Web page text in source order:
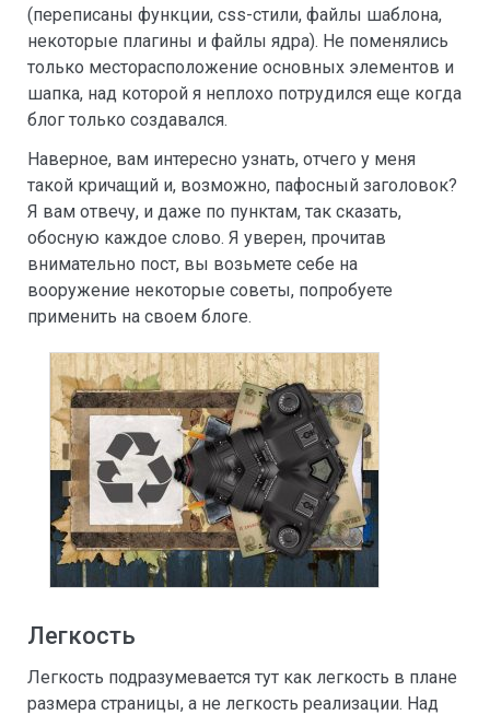
(переписаны функции, css-стили, файлы шаблона,
некоторые плагины и файлы ядра). Не поменялись
только месторасположение основных элементов и
шапка, над которой я неплохо потрудился еще когда
блог только создавался.
Наверное, вам интересно узнать, отчего у меня
такой кричащий и, возможно, пафосный заголовок?
Я вам отвечу, и даже по пунктам, так сказать,
обосную каждое слово. Я уверен, прочитав
внимательно пост, вы возьмете себе на
вооружение некоторые советы, попробуете
применить на своем блоге.
Легкость
Легкость подразумевается тут как легкость в плане
размера страницы, а не легкость реализации. Над